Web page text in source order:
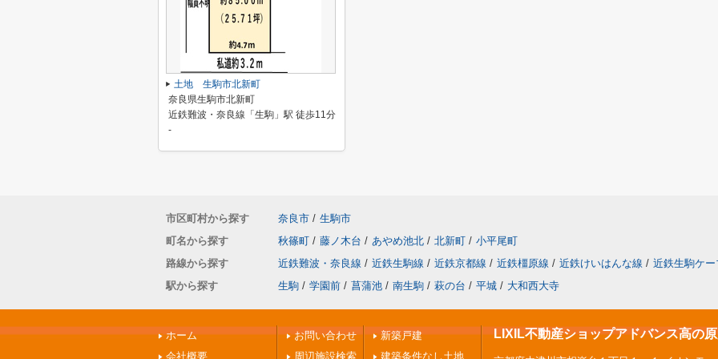
土地 生駒市北新町
奈良県生駒市北新町
近鉄難波・奈良線「生駒」駅 徒歩11分
-
市区町村から探す 奈良市 / 生駒市
町名から探す
秋篠町 / 藤ノ木台 / あやめ池北 / 北新町 / 小平尾町
路線から探す
近鉄難波・奈良線 / 近鉄生駒線 / 近鉄京都線 / 近鉄橿原線 / 近鉄けいはんな線 / 近鉄生駒ケー
駅から探す
生駒 / 学園前 / 菖蒲池 / 南生駒 / 萩の台 / 平城 / 大和西大寺
ホーム
会社概要
お問い合わせ
周辺施設検索
新築戸建
建築条件なし土地
LIXIL不動産ショップアドバンス高の